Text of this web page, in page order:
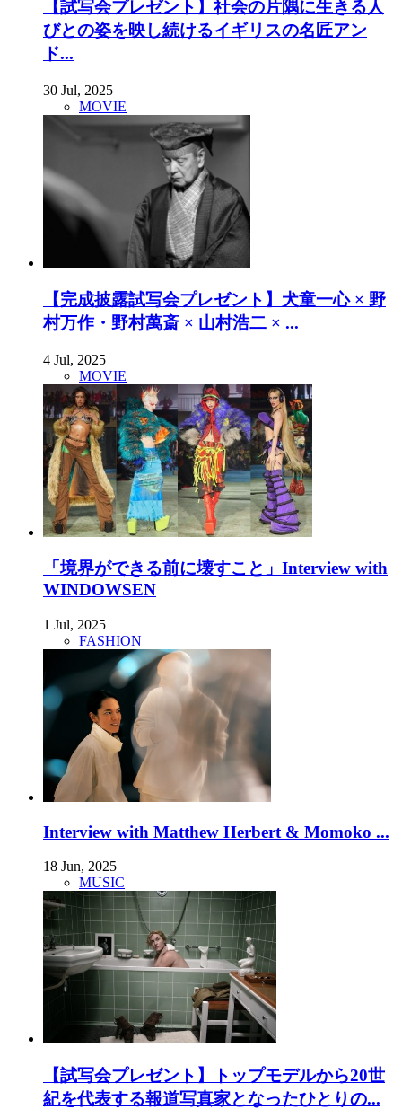
【試写会プレゼント】社会の片隅に生きる人
びとの姿を映し続けるイギリスの名匠アン
ド...
30 Jul, 2025
MOVIE
【完成披露試写会プレゼント】犬童一心 × 野
村万作・野村萬斎 × 山村浩二 × ...
4 Jul, 2025
MOVIE
「境界ができる前に壊すこと」Interview with
WINDOWSEN
1 Jul, 2025
FASHION
Interview with Matthew Herbert & Momoko ...
18 Jun, 2025
MUSIC
【試写会プレゼント】トップモデルから20世
紀を代表する報道写真家となったひとりの...